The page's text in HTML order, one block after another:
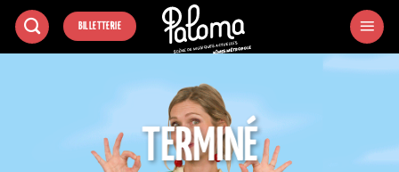
Passer
BILLETTERIE
TERMINÉ